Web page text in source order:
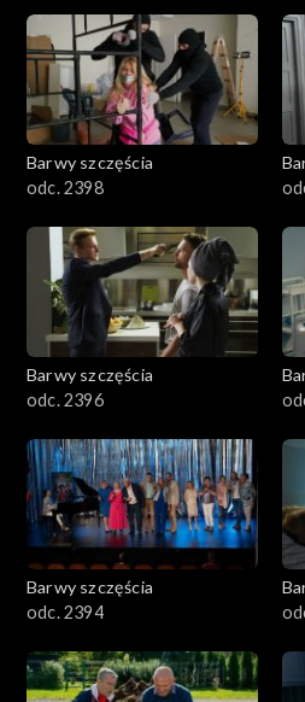
2901-3000
2801–2900
2701–2800
2501–2600
2401–2500
2301–2400
2201–2300
2101–2200
2001–2100
1801–1900
Barwy szczęścia
odc. 2398
Barwy szczęścia
odc. 2396
Barwy szczęścia
odc. 2394